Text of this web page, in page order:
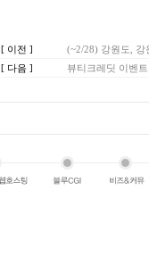
[ 이전 ]
(~2/28) 강원도, 강
[ 다음 ]
뷰티크레딧 이벤